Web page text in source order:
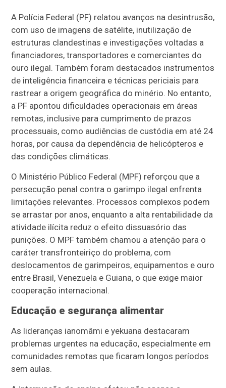
A Polícia Federal (PF) relatou avanços na desintrusão,
com uso de imagens de satélite, inutilização de
estruturas clandestinas e investigações voltadas a
financiadores, transportadores e comerciantes do
ouro ilegal. Também foram destacados instrumentos
de inteligência financeira e técnicas periciais para
rastrear a origem geográfica do minério. No entanto,
a PF apontou dificuldades operacionais em áreas
remotas, inclusive para cumprimento de prazos
processuais, como audiências de custódia em até 24
horas, por causa da dependência de helicópteros e
das condições climáticas.
O Ministério Público Federal (MPF) reforçou que a
persecução penal contra o garimpo ilegal enfrenta
limitações relevantes. Processos complexos podem
se arrastar por anos, enquanto a alta rentabilidade da
atividade ilícita reduz o efeito dissuasório das
punições. O MPF também chamou a atenção para o
caráter transfronteiriço do problema, com
deslocamentos de garimpeiros, equipamentos e ouro
entre Brasil, Venezuela e Guiana, o que exige maior
cooperação internacional.
Educação e segurança alimentar
As lideranças ianomâmi e yekuana destacaram
problemas urgentes na educação, especialmente em
comunidades remotas que ficaram longos períodos
sem aulas.